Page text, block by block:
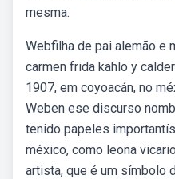
mesma.
Webfilha de pai alemão e
carmen frida kahlo y
1907, em coyoacán, no
Weben ese discurso
tenido papeles
méxico, como leona
artista, que é um símbolo